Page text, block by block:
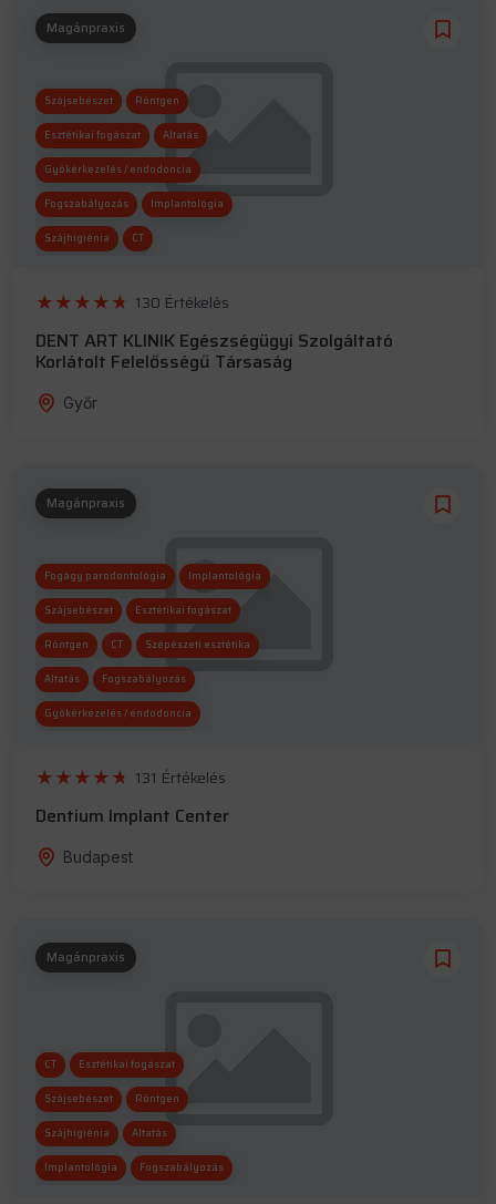
Magánpraxis
Szájsebészet Röntgen
Esztétikai fogászat Altatás
Gyökérkezelés / endodoncia
Fogszabályozás Implantológia
Szájhigiénia CT
130 Értékelés
DENT ART KLINIK Egészségügyi Szolgáltató
Korlátolt Felelősségű Társaság
Győr
Magánpraxis
Fogágy parodontológia Implantológia
Szájsebészet Esztétikai fogászat
Röntgen CT Szépészeti esztétika
Altatás Fogszabályozás
Gyökérkezelés / endodoncia
131 Értékelés
Dentium Implant Center
Budapest
Magánpraxis
CT Esztétikai fogászat
Szájsebészet Röntgen
Szájhigiénia Altatás
Implantológia Fogszabályozás